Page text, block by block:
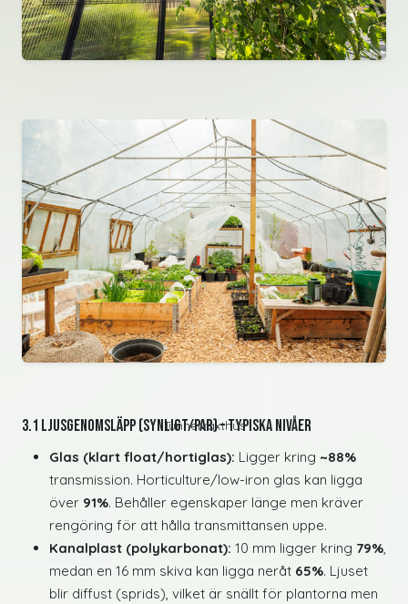
Kanalplast
Tunnelväxthus
3.1 Ljusgenomsläpp (synligt/PAR) – typiska nivåer
Glas (klart float/hortiglas): Ligger kring ~88%
transmission. Horticulture/low-iron glas kan ligga
över 91%. Behåller egenskaper länge men kräver
rengöring för att hålla transmittansen uppe.
Kanalplast (polykarbonat): 10 mm ligger kring 79%,
medan en 16 mm skiva kan ligga neråt 65%. Ljuset
blir diffust (sprids), vilket är snällt för plantorna men